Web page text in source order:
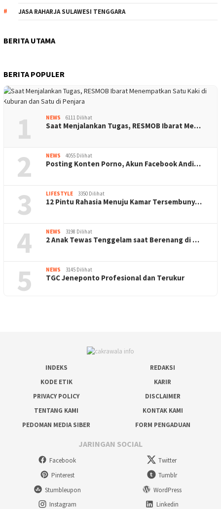
JASA RAHARJA SULAWESI TENGGARA
BERITA UTAMA
BERITA POPULER
1 NEWS 6111 Dilihat
Saat Menjalankan Tugas, RESMOB Ibarat Me…
2 NEWS 4055 Dilihat
Posting Konten Porno, Akun Facebook Andi…
3 LIFESTYLE 3350 Dilihat
12 Pintu Rahasia Menuju Kamar Tersembuny…
4 NEWS 3198 Dilihat
2 Anak Tewas Tenggelam saat Berenang di …
5 NEWS 3145 Dilihat
TGC Jeneponto Profesional dan Terukur
INDEKS
REDAKSI
KODE ETIK
KARIR
PRIVACY POLICY
DISCLAIMER
TENTANG KAMI
KONTAK KAMI
PEDOMAN MEDIA SIBER
FORM PENGADUAN
JARINGAN SOCIAL
Facebook
Twitter
Pinterest
Tumblr
Stumbleupon
WordPress
Instagram
Linkedin